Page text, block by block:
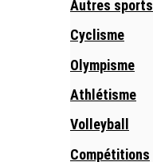
Autres sports
Cyclisme
Olympisme
Athlétisme
Volleyball
Compétitions